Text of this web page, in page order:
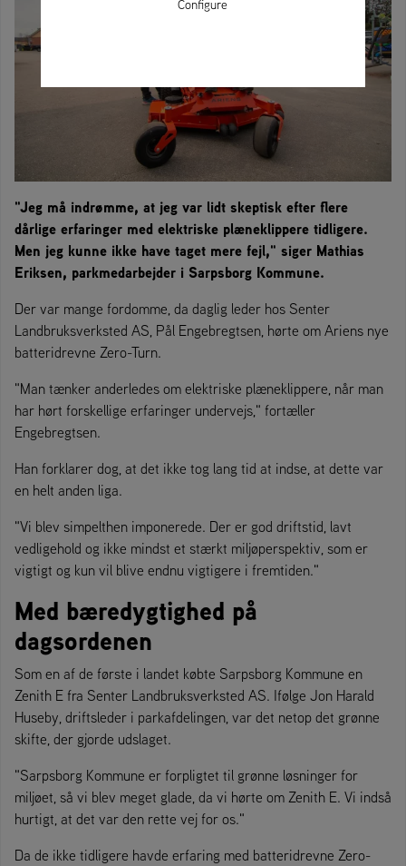
"Jeg må indrømme, at jeg var lidt skeptisk efter flere
dårlige erfaringer med elektriske plæneklippere tidligere.
Men jeg kunne ikke have taget mere fejl," siger Mathias
Eriksen, parkmedarbejder i Sarpsborg Kommune.
Der var mange fordomme, da daglig leder hos Senter
Landbruksverksted AS, Pål Engebregtsen, hørte om Ariens nye
batteridrevne Zero-Turn.
"Man tænker anderledes om elektriske plæneklippere, når man
har hørt forskellige erfaringer undervejs," fortæller
Engebregtsen.
Han forklarer dog, at det ikke tog lang tid at indse, at dette var
en helt anden liga.
"Vi blev simpelthen imponerede. Der er god driftstid, lavt
vedligehold og ikke mindst et stærkt miljøperspektiv, som er
vigtigt og kun vil blive endnu vigtigere i fremtiden."
Med bæredygtighed på
dagsordenen
Som en af de første i landet købte Sarpsborg Kommune en
Zenith E fra Senter Landbruksverksted AS. Ifølge Jon Harald
Huseby, driftsleder i parkafdelingen, var det netop det grønne
skifte, der gjorde udslaget.
"Sarpsborg Kommune er forpligtet til grønne løsninger for
miljøet, så vi blev meget glade, da vi hørte om Zenith E. Vi indså
hurtigt, at det var den rette vej for os."
Da de ikke tidligere havde erfaring med batteridrevne Zero-
Configure